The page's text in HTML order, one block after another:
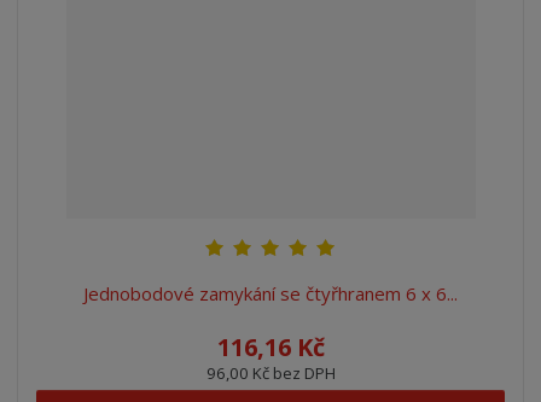
Jednobodové zamykání se čtyřhranem 6 x 6...
116,16 Kč
96,00 Kč bez DPH